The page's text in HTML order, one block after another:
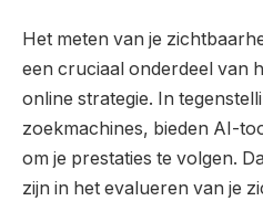
Het meten van je
een cruciaal onderdeel van
online strategie. In
zoekmachines, bieden AI-
om je prestaties te volgen.
zijn in het evalueren van je